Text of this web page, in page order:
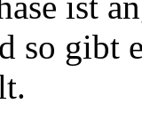
so gibt